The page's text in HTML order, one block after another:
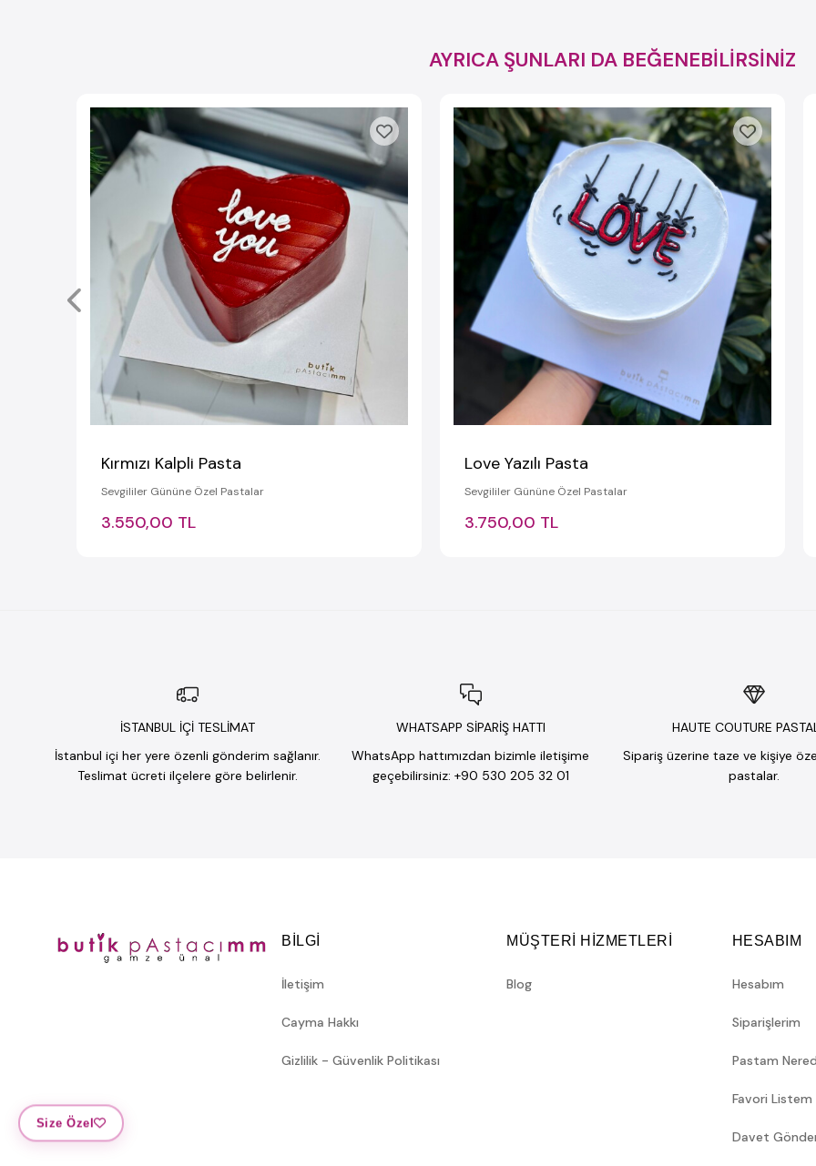
AYRICA ŞUNLARI DA BEĞENEBİLİRSİNİZ
Kırmızı Kalpli Pasta
Sevgililer Gününe Özel Pastalar
3.550,00 TL
Love Yazılı Pasta
Sevgililer Gününe Özel Pastalar
3.750,00 TL
İSTANBUL İÇİ TESLİMAT
İstanbul içi her yere özenli gönderim sağlanır.
Teslimat ücreti ilçelere göre belirlenir.
WHATSAPP SİPARİŞ HATTI
WhatsApp hattımızdan bizimle iletişime
geçebilirsiniz: +90 530 205 32 01
HAUTE COUTURE
Sipariş üzerine taze ve kişiye
pastalar.
BILGI
İletişim
Cayma Hakkı
Gizlilik - Güvenlik Politikası
MÜŞTERİ HİZMETLERİ
Blog
HESABIM
Hesabım
Siparişlerim
Pastam
Favori Listem
Davet
Size Özel